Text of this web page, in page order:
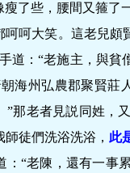
瘦了些，腰間又箍了
呵大笑。這老兒頗
道：“老施主，與
海州弘農郡聚賢
”那老者見説同姓，
徒們洗浴洗浴， 此
：“老陳，還有一事